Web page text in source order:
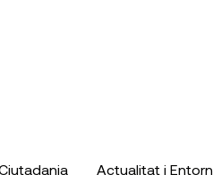
Actualitat i Entorn